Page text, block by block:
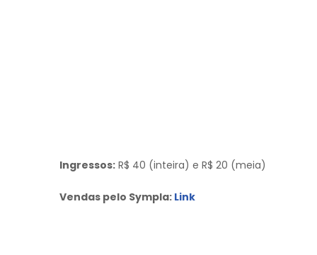
Ingressos: R$ 40 (inteira) e R$ 20 (meia)
Vendas pelo Sympla: Link